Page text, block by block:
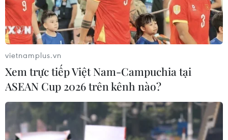
vietnamplus.vn
Xem trực tiếp Việt Nam-Campuchia tại
ASEAN Cup 2026 trên kênh nào?